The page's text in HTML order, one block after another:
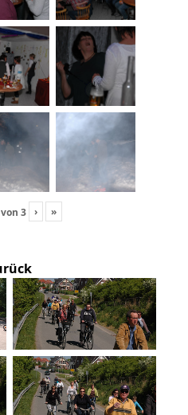
von 3 › »